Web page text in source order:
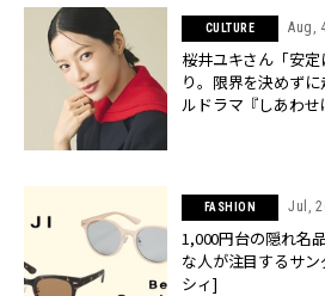
CULTURE Aug,
桜井ユキさん「安
り。限界を決めず
ルドラマ『しあわ
FASHION Jul,
1,000円台の隠れ名
な人が注目するサン
シィ]